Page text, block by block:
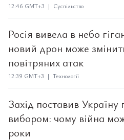
12:46 GMT+3 | Суспільство
Росія вивела в небо
новий дрон може
повітряних атак
12:39 GMT+3 | Технології
Захід поставив
вибором: чому війна
роки